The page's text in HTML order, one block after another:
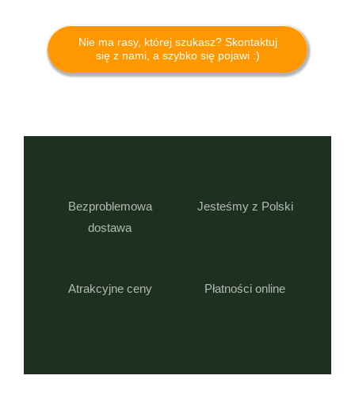
Nie ma rasy, której szukasz? Skontaktuj
się z nami, a szybko się pojawi :)
Bezproblemowa
dostawa
Jesteśmy z Polski
Atrakcyjne ceny Płatności online